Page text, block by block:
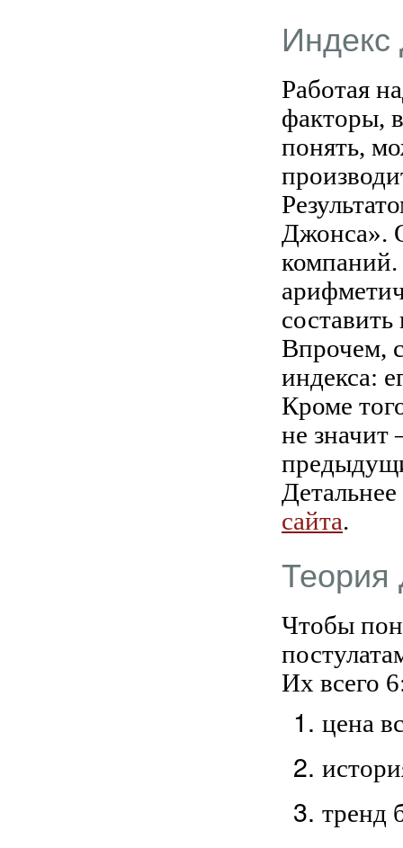
Работая
факторы,
понять,
Джонса».
компаний.
Впрочем,
индекса:
Кроме
не значит
сайта.
Теория
Чтобы
Их всего
цена
тренд